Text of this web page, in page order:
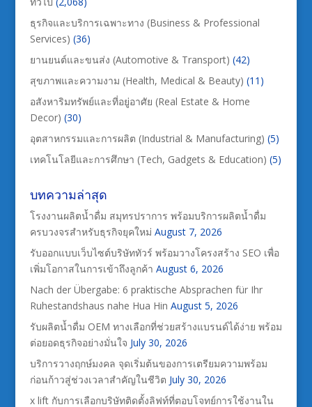
ธุรกิจและบริการเฉพาะทาง (Business & Professional
Services) (36)
ยานยนต์และขนส่ง (Automotive & Transport) (42)
สุขภาพและความงาม (Health, Medical & Beauty) (11)
อสังหาริมทรัพย์และที่อยู่อาศัย (Real Estate & Home
Decor) (30)
อุตสาหกรรมและการผลิต (Industrial & Manufacturing) (5)
เทคโนโลยีและการศึกษา (Tech, Gadgets & Education) (5)
บทความล่าสุด
โรงงานผลิตน้ำดื่ม สมุทรปราการ พร้อมบริการผลิตน้ำดื่ม
ครบวงจรสำหรับธุรกิจยุคใหม่ August 7, 2026
รับออกแบบเว็บไซต์บริษัททัวร์ พร้อมวางโครงสร้าง SEO เพื่อ
เพิ่มโอกาสในการเข้าถึงลูกค้า August 6, 2026
Nach der Übergabe: 6 praktische Absprachen für Ihr
Ruhestandshaus nahe Hua Hin August 5, 2026
รับผลิตน้ำดื่ม OEM ทางเลือกที่ช่วยสร้างแบรนด์ได้ง่าย พร้อม
ต่อยอดธุรกิจอย่างมั่นใจ July 30, 2026
บริการวางฤกษ์มงคล จุดเริ่มต้นของการเตรียมความพร้อม
ก่อนก้าวสู่ช่วงเวลาสำคัญในชีวิต July 30, 2026
x lift กับการเลือกบริษัทติดตั้งลิฟท์ที่ตอบโจทย์การใช้งานใน